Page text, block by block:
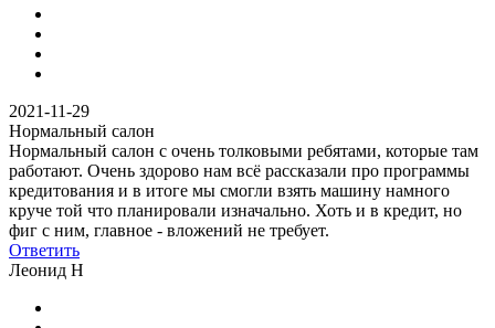
2021-11-29
Нормальный салон
Нормальный салон с очень толковыми ребятами, которые там
работают. Очень здорово нам всё рассказали про программы
кредитования и в итоге мы смогли взять машину намного
круче той что планировали изначально. Хоть и в кредит, но
фиг с ним, главное - вложений не требует.
Ответить
Леонид Н